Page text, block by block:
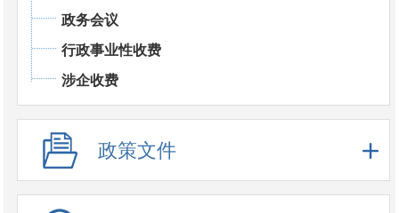
政务会议
行政事业性收费
涉企收费
政策文件